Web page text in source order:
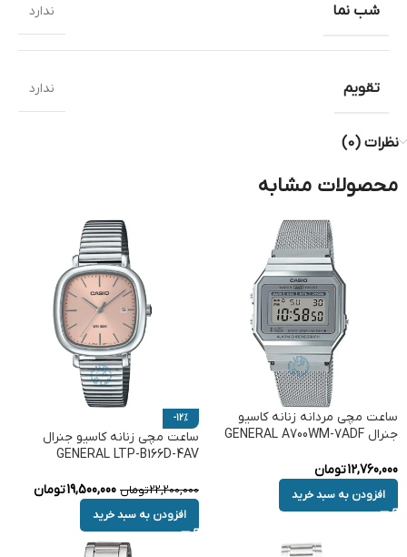
شب نما ندارد
تقویم ندارد
نظرات (0)
محصولات مشابه
ساعت مچی مردانه زنانه کاسیو
جنرال GENERAL A700WM-7ADF
12,760,000تومان
افزودن به سبد خرید
-12%
ساعت مچی زنانه کاسیو جنرال
GENERAL LTP-B166D-4AV
22,200,000تومان 19,500,000تومان
افزودن به سبد خرید